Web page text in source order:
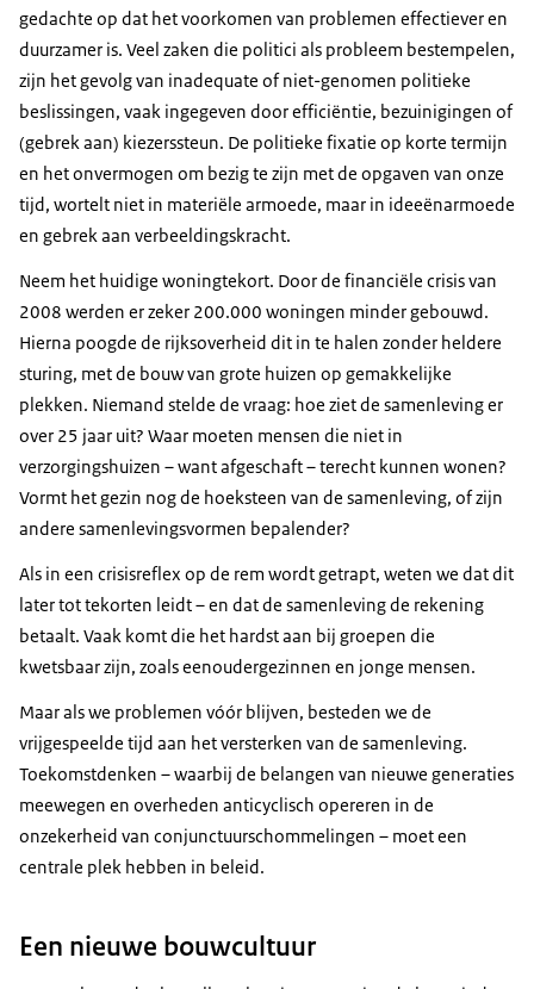
gedachte op dat het voorkomen van problemen effectiever en
duurzamer is. Veel zaken die politici als probleem bestempelen,
zijn het gevolg van inadequate of niet-genomen politieke
beslissingen, vaak ingegeven door efficiëntie, bezuinigingen of
(gebrek aan) kiezerssteun. De politieke fixatie op korte termijn
en het onvermogen om bezig te zijn met de opgaven van onze
tijd, wortelt niet in materiële armoede, maar in ideeënarmoede
en gebrek aan verbeeldingskracht.
Neem het huidige woningtekort. Door de financiële crisis van
2008 werden er zeker 200.000 woningen minder gebouwd.
Hierna poogde de rijksoverheid dit in te halen zonder heldere
sturing, met de bouw van grote huizen op gemakkelijke
plekken. Niemand stelde de vraag: hoe ziet de samenleving er
over 25 jaar uit? Waar moeten mensen die niet in
verzorgingshuizen – want afgeschaft – terecht kunnen wonen?
Vormt het gezin nog de hoeksteen van de samenleving, of zijn
andere samenlevingsvormen bepalender?
Als in een crisisreflex op de rem wordt getrapt, weten we dat dit
later tot tekorten leidt – en dat de samenleving de rekening
betaalt. Vaak komt die het hardst aan bij groepen die
kwetsbaar zijn, zoals eenoudergezinnen en jonge mensen.
Maar als we problemen vóór blijven, besteden we de
vrijgespeelde tijd aan het versterken van de samenleving.
Toekomstdenken – waarbij de belangen van nieuwe generaties
meewegen en overheden anticyclisch opereren in de
onzekerheid van conjunctuurschommelingen – moet een
centrale plek hebben in beleid.
Een nieuwe bouwcultuur